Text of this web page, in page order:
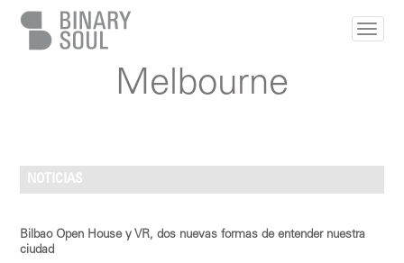
Pasar al contenido principalMelbourne
NOTICIAS
Bilbao Open House y VR, dos nuevas formas de entender nuestra
ciudad